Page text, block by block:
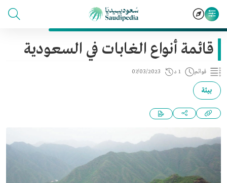
قائمة أنواع الغابات في السعودية
قوائم 1 د 07/03/2023
بيئة